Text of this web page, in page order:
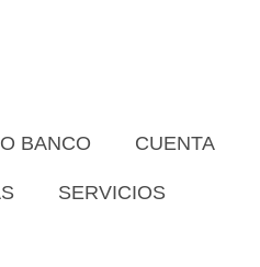
BANCO CUENTA
SERVICIOS